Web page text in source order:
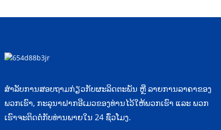
ສຳລັບການສອບຖາມກ່ຽວກັບຜະລິດຕະພັນ ຫຼື ລາຍການລາຄາຂອງ
ພວກເຮົາ, ກະລຸນາຝາກອີເມວຂອງທ່ານໄວ້ໃຫ້ພວກເຮົາ ແລະ ພວກ
ເຮົາຈະຕິດຕໍ່ກັບທ່ານພາຍໃນ 24 ຊົ່ວໂມງ.